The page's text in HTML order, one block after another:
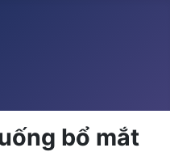
bổ mắt